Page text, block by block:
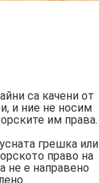
са качени от
и ние не носим
им права.
грешка или
право на
не е направено